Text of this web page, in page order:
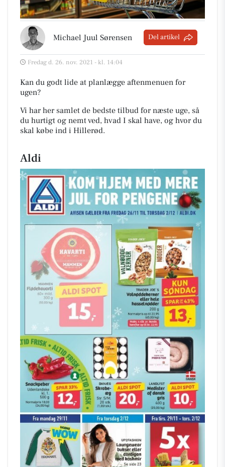
Michael Juul Sørensen Del artikel
Fredag d. 26. nov. 2021 - kl. 14:04
Kan du godt lide at planlægge aftenmenuen for
ugen?
Vi har her samlet de bedste tilbud for næste uge, så
du hurtigt og nemt ved, hvad I skal have, og hvor du
skal købe ind i Hillerød.
Aldi